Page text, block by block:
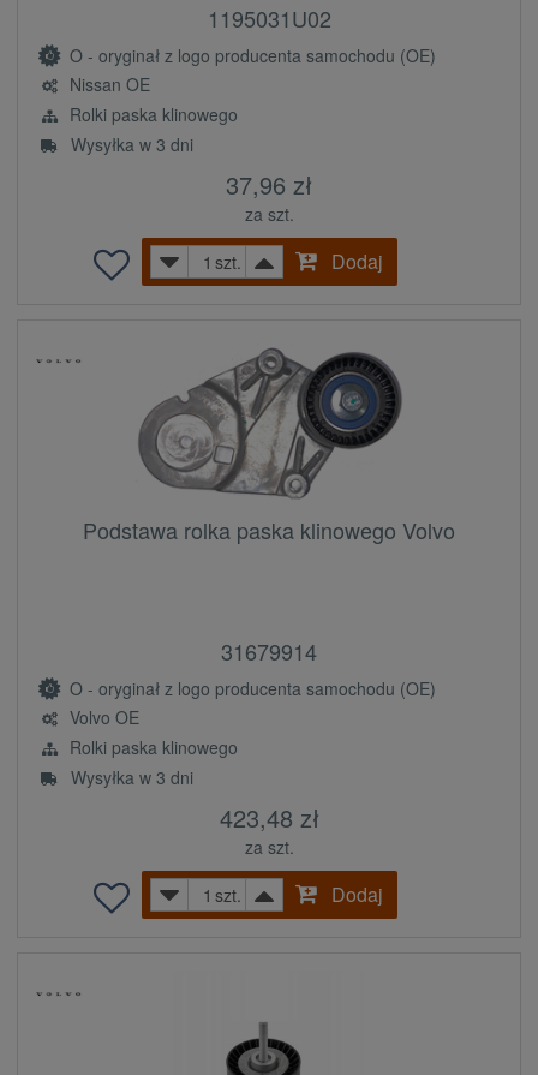
1195031U02
O - oryginał z logo producenta samochodu (OE)
Nissan OE
Rolki paska klinowego
Wysyłka w 3 dni
37,96 zł
za szt.
szt.
Dodaj
Podstawa rolka paska klinowego Volvo
31679914
O - oryginał z logo producenta samochodu (OE)
Volvo OE
Rolki paska klinowego
Wysyłka w 3 dni
423,48 zł
za szt.
szt.
Dodaj